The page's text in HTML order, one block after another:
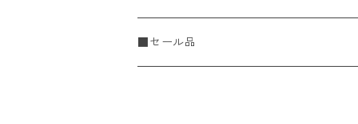
刺し子ふきん・刺し子布
ニットツール
中皿
かや織ふきん
小物・置物・民芸品
■セール品